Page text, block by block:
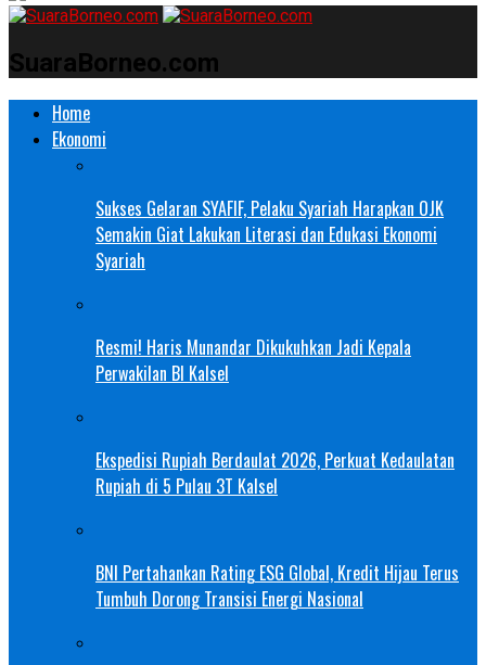
SuaraBorneo.com
Home
Ekonomi
Sukses Gelaran SYAFIF, Pelaku Syariah Harapkan OJK
Semakin Giat Lakukan Literasi dan Edukasi Ekonomi
Syariah
Resmi! Haris Munandar Dikukuhkan Jadi Kepala
Perwakilan BI Kalsel
Ekspedisi Rupiah Berdaulat 2026, Perkuat Kedaulatan
Rupiah di 5 Pulau 3T Kalsel
BNI Pertahankan Rating ESG Global, Kredit Hijau Terus
Tumbuh Dorong Transisi Energi Nasional